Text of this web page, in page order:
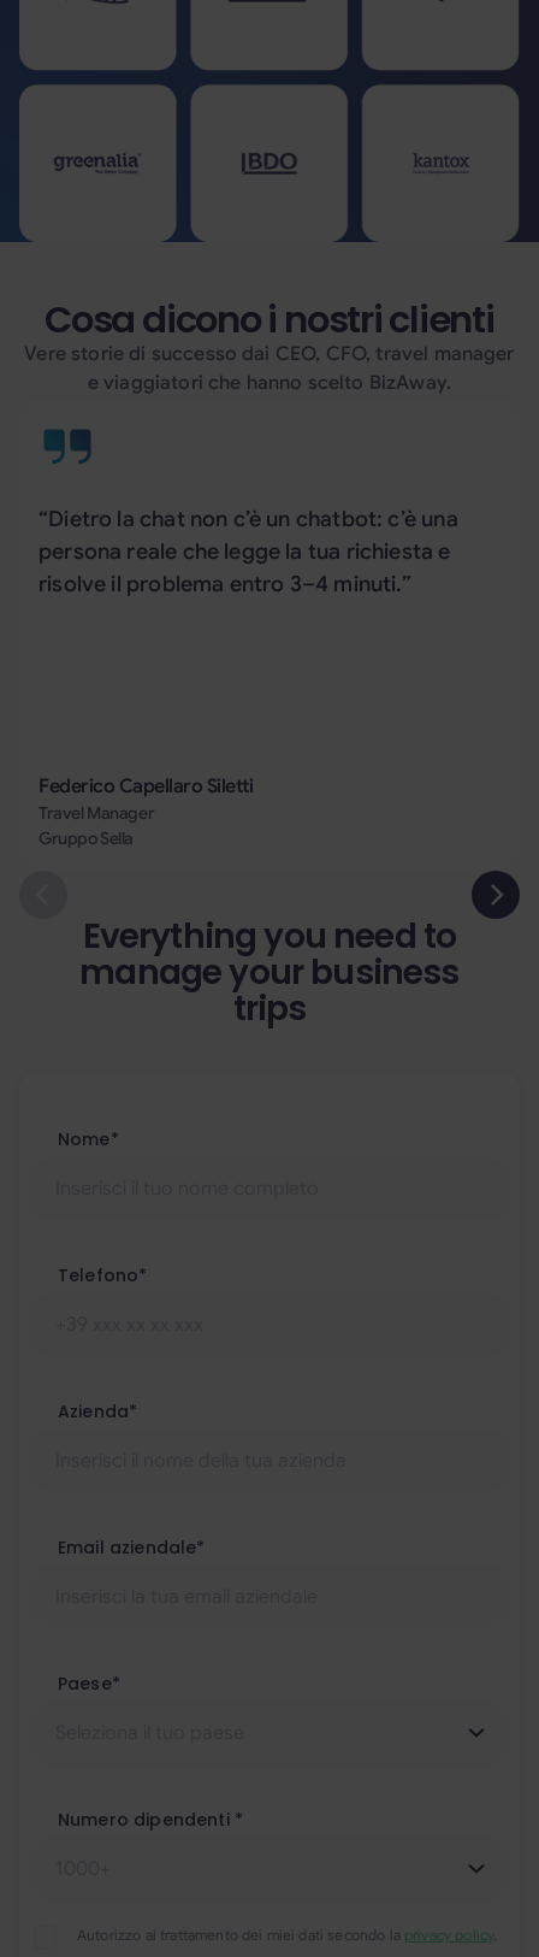
Cosa dicono i nostri clienti
Vere storie di successo dai CEO, CFO, travel manager
e viaggiatori che hanno scelto BizAway.
“Dietro la chat non c’è un chatbot: c’è una
persona reale che legge la tua richiesta e
risolve il problema entro 3–4 minuti.”
Federico Capellaro Siletti
Travel Manager
Gruppo Sella
Everything you need to
manage your business
trips
Nome*
Telefono*
Azienda*
Email aziendale*
Paese*
Numero dipendenti *
Autorizzo al trattamento dei miei dati secondo la privacy policy.